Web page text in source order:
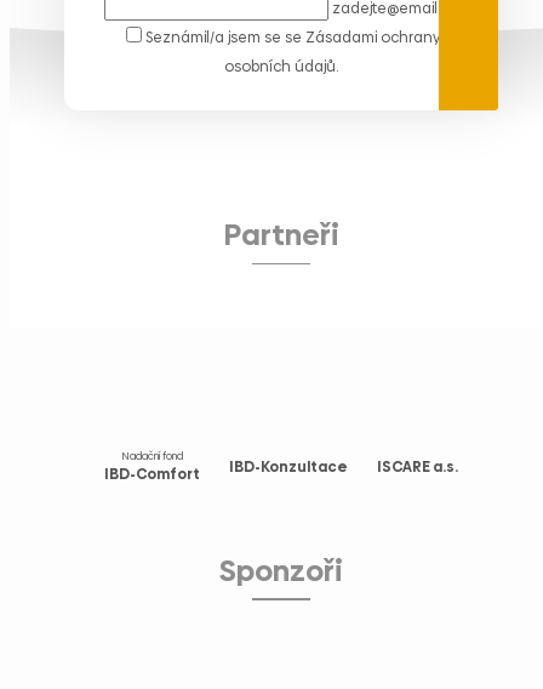
zadejte@email.cz
Seznámil/a jsem se se Zásadami ochrany
osobních údajů.
Partneři
Nadační fond
IBD-Comfort IBD-Konzultace ISCARE a.s.
Sponzoři